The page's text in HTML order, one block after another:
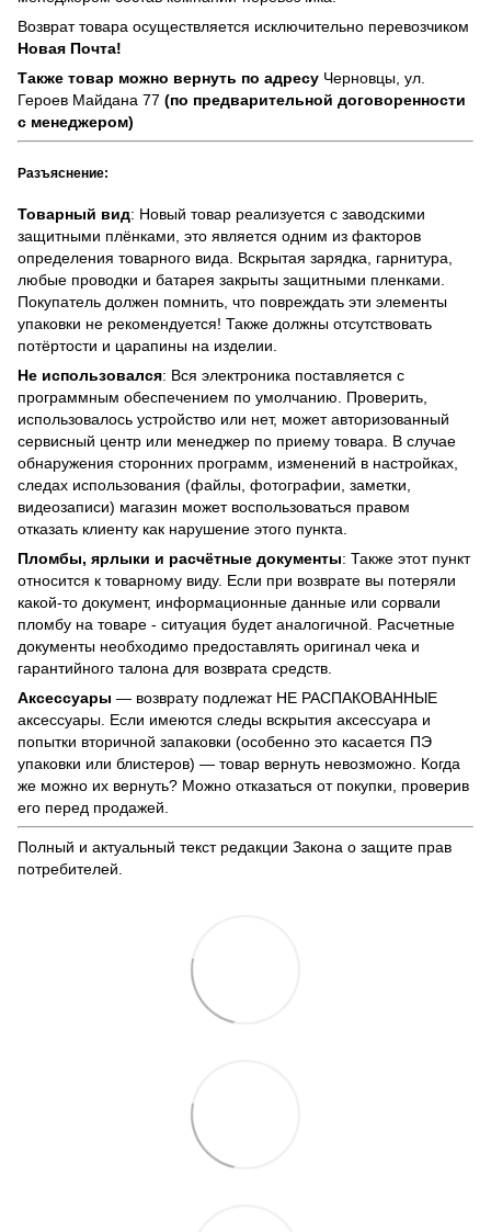
Возврат товара осуществляется исключительно перевозчиком
Новая Почта!
Также товар можно вернуть по адресу Черновцы, ул.
Героев Майдана 77 (по предварительной договоренности
с менеджером)
Разъяснение:
Товарный вид: Новый товар реализуется с заводскими
защитными плёнками, это является одним из факторов
определения товарного вида. Вскрытая зарядка, гарнитура,
любые проводки и батарея закрыты защитными пленками.
Покупатель должен помнить, что повреждать эти элементы
упаковки не рекомендуется! Также должны отсутствовать
потёртости и царапины на изделии.
Не использовался: Вся электроника поставляется с
программным обеспечением по умолчанию. Проверить,
использовалось устройство или нет, может авторизованный
сервисный центр или менеджер по приему товара. В случае
обнаружения сторонних программ, изменений в настройках,
следах использования (файлы, фотографии, заметки,
видеозаписи) магазин может воспользоваться правом
отказать клиенту как нарушение этого пункта.
Пломбы, ярлыки и расчётные документы: Также этот пункт
относится к товарному виду. Если при возврате вы потеряли
какой-то документ, информационные данные или сорвали
пломбу на товаре - ситуация будет аналогичной. Расчетные
документы необходимо предоставлять оригинал чека и
гарантийного талона для возврата средств.
Аксессуары — возврату подлежат НЕ РАСПАКОВАННЫЕ
аксессуары. Если имеются следы вскрытия аксессуара и
попытки вторичной запаковки (особенно это касается ПЭ
упаковки или блистеров) — товар вернуть невозможно. Когда
же можно их вернуть? Можно отказаться от покупки, проверив
его перед продажей.
Полный и актуальный текст редакции Закона о защите прав
потребителей